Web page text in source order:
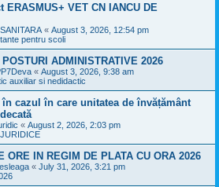
VET CN IANCU DE
« August 3, 2026, 12:54 pm
pentru scoli
ADMINISTRATIVE 2026
« August 3, 2026, 9:38 am
auxiliar si nedidactic
cazul în care unitatea de învățământ
« August 2, 2026, 2:03 pm
ORE IN REGIM DE PLATA CU ORA 2026
« July 31, 2026, 3:21 pm